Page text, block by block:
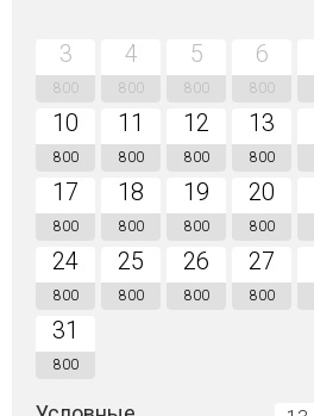
3
800
4
800
5
800
6
800
10
800
11
800
12
800
13
800
17
800
18
800
19
800
20
800
24
800
25
800
26
800
27
800
31
800